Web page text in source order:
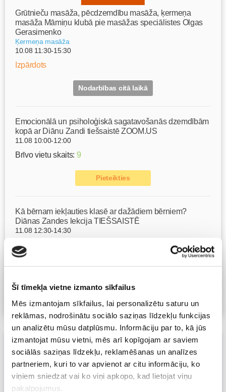
Šī tīmekļa vietne izmanto sīkfailus
Mēs izmantojam sīkfailus, lai personalizētu saturu un
reklāmas, nodrošinātu sociālo saziņas līdzekļu funkcijas
un analizētu mūsu datplūsmu. Informāciju par to, kā jūs
izmantojat mūsu vietni, mēs arī kopīgojam ar saviem
sociālās saziņas līdzekļu, reklamēšanas un analīzes
partneriem, kuri to var apvienot ar citu informāciju, ko
viņiem sniedzat vai ko viņi apkopo, kad lietojat viņu
pakalpojumus.
Grūtnieču masāža, pēcdzemdību masāža, ķermeņa
masāža Māmiņu klubā pie masāžas speciālistes Olgas
Gerasimenko
Ķermeņa masāža
10.08 11:30-15:30
Izpārdots
Nodarbības citā laikā
Emocionālā un psiholoģiskā sagatavošanās dzemdībām
kopā ar Diānu Zandi tiešsaistē ZOOM.US
11.08 10:00-12:00
Brīvo vietu skaits: 9
Pieteikties
Kā bērnam iekļauties klasē ar dažādiem bērniem?
Diānas Zandes lekcija TIEŠSAISTĒ
11.08 12:30-14:30
Brīvo vietu skaits:
Pieteikties
Visas nodarbības
Piesakies produktu testiem! Izmēģini
Sleep Complex MAX un Anti-Stress
Complex!
08. Sep 2025, 00:00